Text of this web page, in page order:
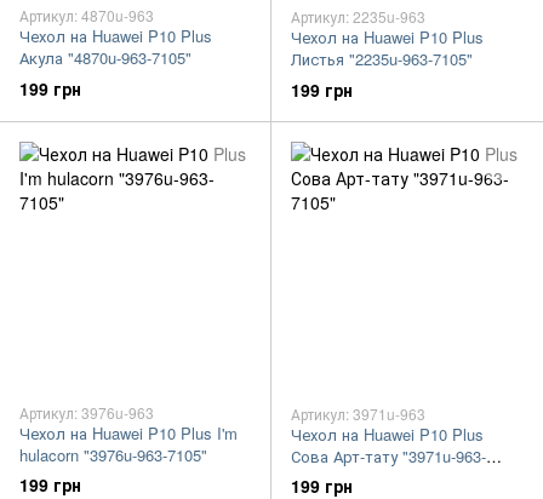
Артикул: 4870u-963
Чехол на Huawei P10 Plus
Акула "4870u-963-7105"
199 грн
Артикул: 2235u-963
Чехол на Huawei P10 Plus
Листья "2235u-963-7105"
199 грн
Артикул: 3976u-963
Чехол на Huawei P10 Plus I'm
hulacorn "3976u-963-7105"
199 грн
Артикул: 3971u-963
Чехол на Huawei P10 Plus
Сова Арт-тату "3971u-963-
7105"
199 грн